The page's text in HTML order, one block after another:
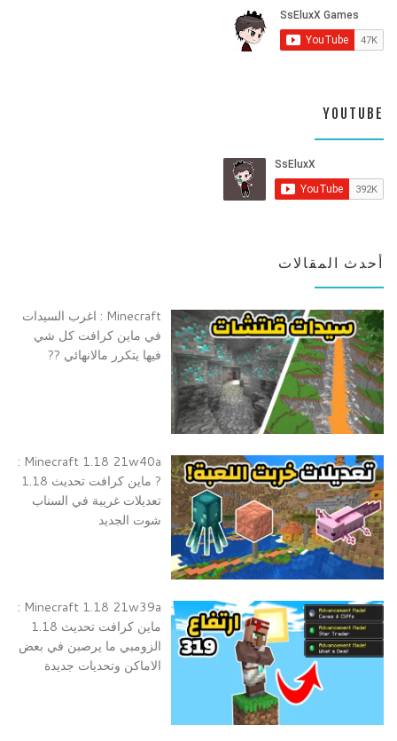
YOUTUBE
أحدث المقالات
Minecraft : اغرب السيدات
في ماين كرافت كل شي
فيها يتكرر مالانهائي ??
Minecraft 1.18 21w40a :
? ماين كرافت تحديث 1.18
تعديلات غريبة في السناب
شوت الجديد
Minecraft 1.18 21w39a :
ماين كرافت تحديث 1.18
الزومبي ما يرصبن في بعض
الاماكن وتحديات جديدة